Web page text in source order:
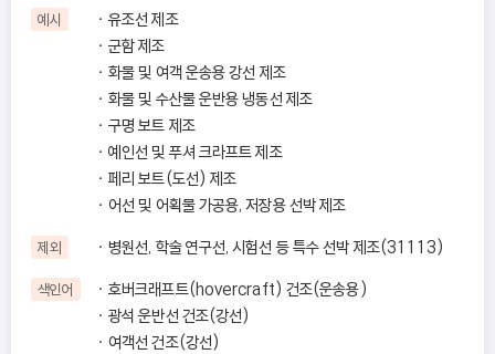
예시
유조선 제조
군함 제조
화물 및 여객 운송용 강선 제조
화물 및 수산물 운반용 냉동선 제조
구명 보트 제조
예인선 및 푸셔 크라프트 제조
페리 보트(도선) 제조
어선 및 어획물 가공용, 저장용 선박 제조
제외 병원선, 학술 연구선, 시험선 등 특수 선박 제조(31113)
색인어
호버크래프트(hovercraft) 건조(운송용)
광석 운반선 건조(강선)
여객선 건조(강선)